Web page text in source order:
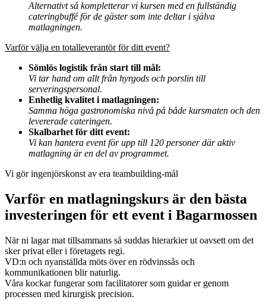
Alternativt så kompletterar vi kursen med en fullständig
cateringbuffé för de gäster som inte deltar i själva
matlagningen.
Varför välja en totalleverantör för ditt event?
Sömlös logistik från start till mål:
Vi tar hand om allt från hyrgods och porslin till
serveringspersonal.
Enhetlig kvalitet i matlagningen:
Samma höga gastronomiska nivå på både kursmaten och den
levererade cateringen.
Skalbarhet för ditt event:
Vi kan hantera event för upp till 120 personer där aktiv
matlagning är en del av programmet.
Vi gör ingenjörskonst av era teambuilding-mål
Varför en matlagningskurs är den bästa
investeringen för ett event i Bagarmossen
När ni lagar mat tillsammans så suddas hierarkier ut oavsett om det
sker privat eller i företagets regi.
VD:n och nyanställda möts över en rödvinssås och
kommunikationen blir naturlig.
Våra kockar fungerar som facilitatorer som guidar er genom
processen med kirurgisk precision.